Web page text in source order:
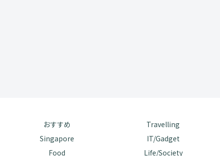
おすすめ
Travelling
Singapore
IT/Gadget
Food
Life/Society